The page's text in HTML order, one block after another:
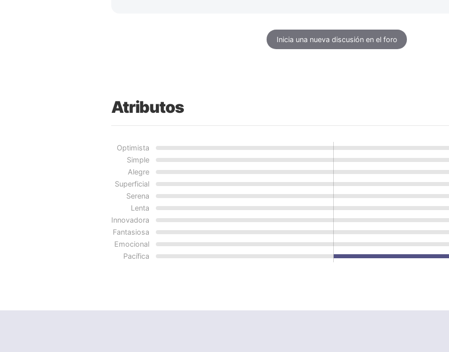
Inicia una nueva discusión en el foro
Atributos
Optimista
Simple
Alegre
Superficial
Serena
Lenta
Innovadora
Fantasiosa
Emocional
Pacífica